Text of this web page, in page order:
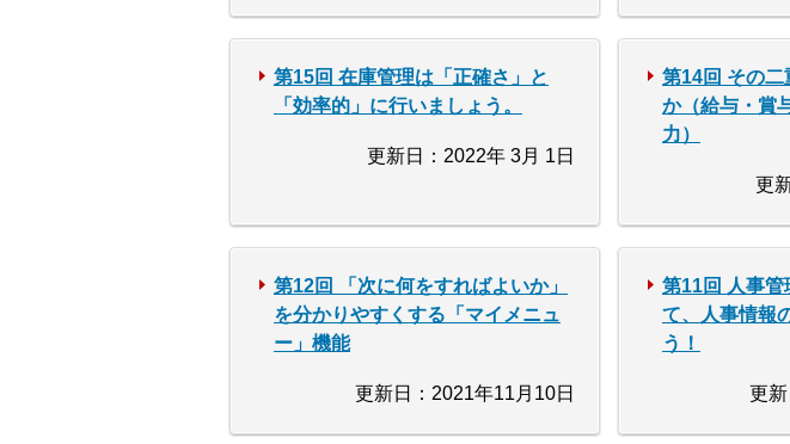
第15回 在庫管理は「正確さ」と
「効率的」に行いましょう。
更新日：2022年 3月 1日
第14回 その
か（給与・賞
力）
更
第12回 「次に何をすればよいか」
を分かりやすくする「マイメニュ
ー」機能
更新日：2021年11月10日
第11回 人事管
て、人事情報
う！
更